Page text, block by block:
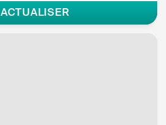
ACTUALISER